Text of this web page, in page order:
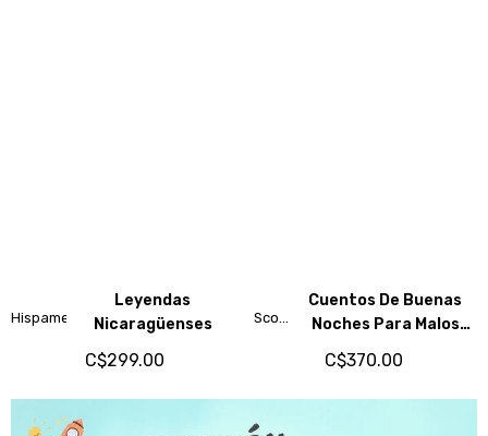
Hispamer
Leyendas
Nicaragüenses
C$299.00
Scott
Cuentos De Buenas
Noches Para Malos
C$370.00